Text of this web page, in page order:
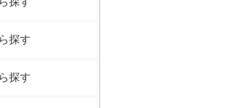
探す
探す